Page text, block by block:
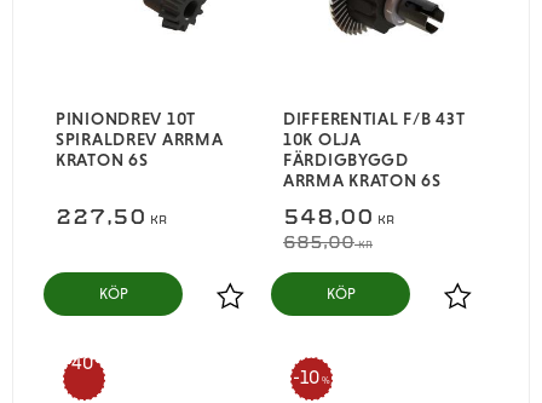
PINIONDREV 10T
SPIRALDREV ARRMA
KRATON 6S
227,50 KR
Lägg till i favoriter
KÖP
DIFFERENTIAL F/B 43T
10K OLJA
FÄRDIGBYGGD
ARRMA KRATON 6S
548,00 KR
685,00KR
Lägg till i
KÖP
40
%
10 %